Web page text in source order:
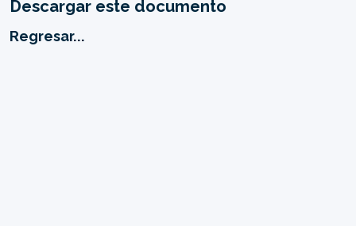
Descargar este documento
Regresar...